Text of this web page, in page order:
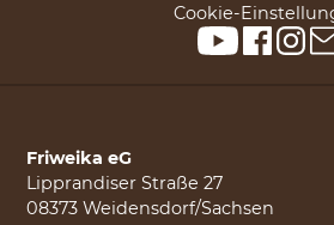
Cookie-
Friweika eG
Lipprandiser Straße 27
08373 Weidensdorf/Sachsen